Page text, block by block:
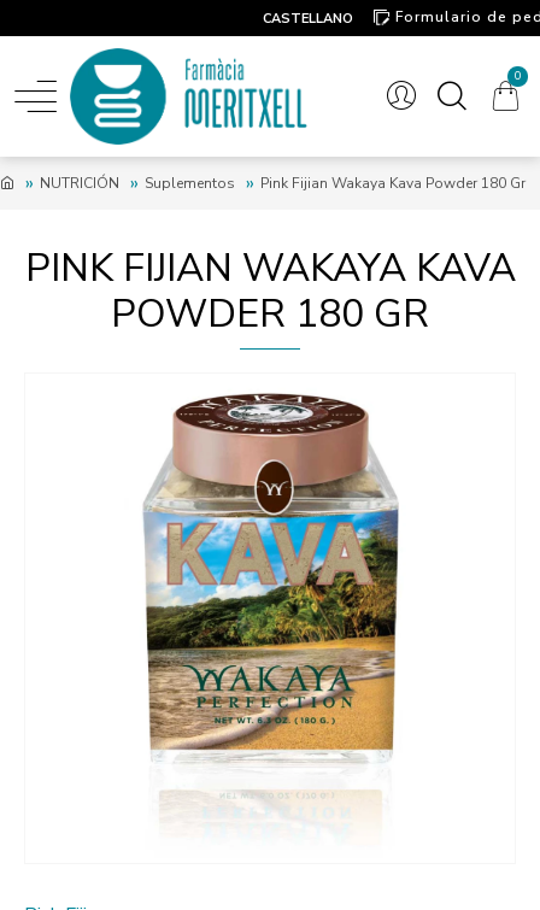
CASTELLANO
Formulario de
0
NUTRICIÓN Suplementos Pink Fijian Wakaya Kava Powder 180 Gr
PINK FIJIAN WAKAYA KAVA
POWDER 180 GR